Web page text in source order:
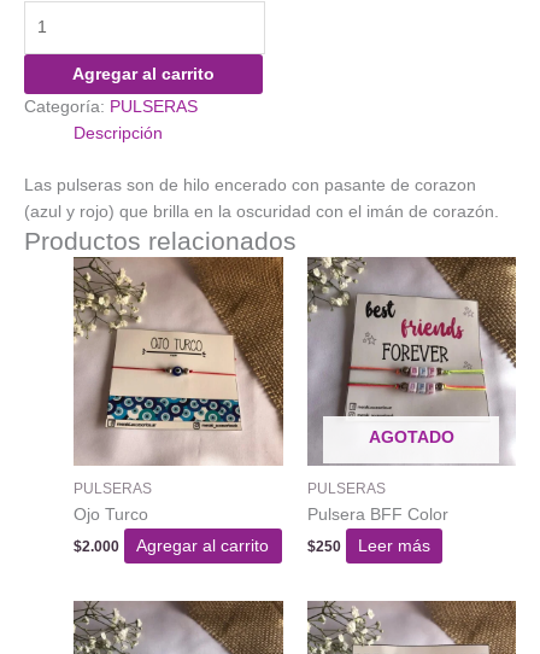
STICH
cantidad
Agregar al carrito
Categoría: PULSERAS
Descripción
Las pulseras son de hilo encerado con pasante de corazon
(azul y rojo) que brilla en la oscuridad con el imán de corazón.
Productos relacionados
PULSERAS
Ojo Turco
$2.000 Agregar al carrito
AGOTADO
PULSERAS
Pulsera BFF Color
$250 Leer más